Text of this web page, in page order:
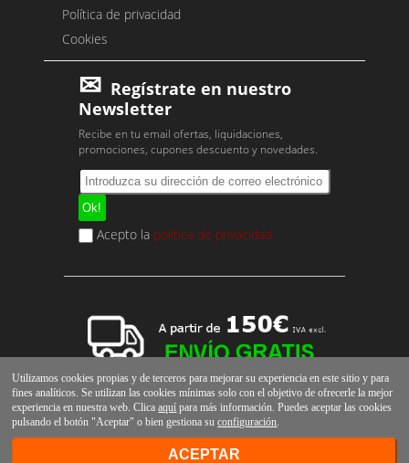
Política de privacidad
Cookies
Regístrate en nuestro
Newsletter
Recibe en tu email ofertas, liquidaciones,
promociones, cupones descuento y novedades.
Acepto la política de privacidad
Utilizamos cookies propias y de terceros para mejorar su experiencia en este sitio y para
fines analíticos. Se utilizan las cookies mínimas solo con el objetivo de ofrecerle la mejor
experiencia en nuestra web. Clicaaquí para más información. Puedes aceptar las cookies
pulsando el botón "Aceptar" o bien gestiona suconfiguración.
ACEPTAR